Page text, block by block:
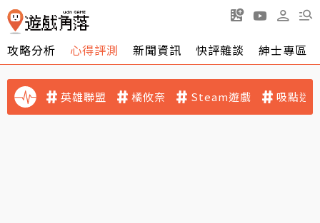
攻略分析 心得評測 新聞資訊 快評雜談 紳士專區
英雄聯盟 橘攸奈 Steam遊戲 吸點迷